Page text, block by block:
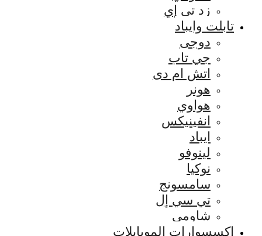
زد تي إي
تابلت وايباد
دوجى
جي تاب
اتش ام دى
هونر
هواوي
انفينيكس
ايباد
لينوفو
نوكيا
سامسونج
تي سي إل
شاومي
اكسسوارات الموبايلات